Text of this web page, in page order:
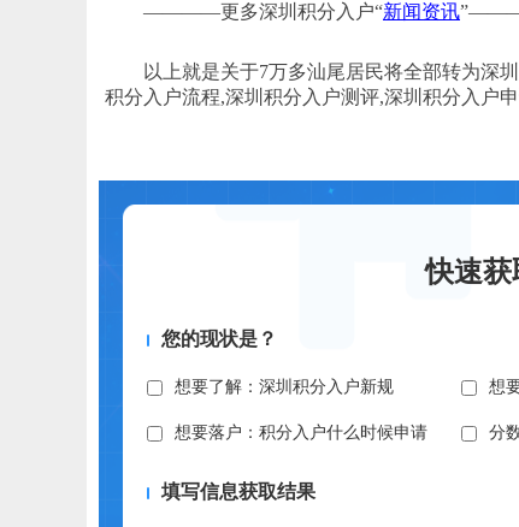
————更多深圳积分入户“新闻资讯
以上就是关于7万多汕尾居民将全部转为深圳
积分入户流程,深圳积分入户测评,深圳积分入户
快速获
您的现状是？
想要了解：深圳积分入户新规 想
想要落户：积分入户什么时候申请 分
填写信息获取结果